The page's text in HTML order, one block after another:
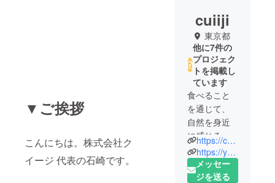
▼ご挨拶
こんにちは。株式会社ク
イージ 代表の石崎です。
cuiiji
東京都
他に7件の
プロジェク
トを掲載し
ています
食べること
を通じて、
自然を身近
に感じる
私たちが取
り扱ってい
https://cuiiji.jp/
https://yamakujira.jp/
メッセー
ジを送る